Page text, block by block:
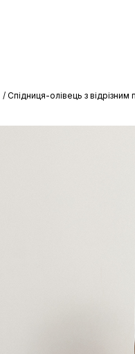
Спідниця-олівець з